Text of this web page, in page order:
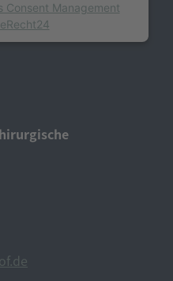
Consent Management
eRecht24